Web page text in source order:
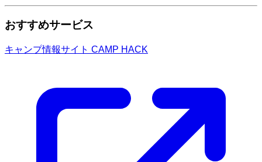
おすすめサービス
キャンプ情報サイト CAMP HACK